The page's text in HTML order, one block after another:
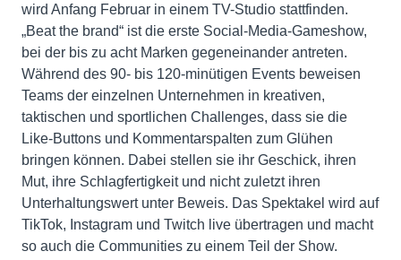
wird Anfang Februar in einem TV-Studio stattfinden.
„Beat the brand“ ist die erste Social-Media-Gameshow,
bei der bis zu acht Marken gegeneinander antreten.
Während des 90- bis 120-minütigen Events beweisen
Teams der einzelnen Unternehmen in kreativen,
taktischen und sportlichen Challenges, dass sie die
Like-Buttons und Kommentarspalten zum Glühen
bringen können. Dabei stellen sie ihr Geschick, ihren
Mut, ihre Schlagfertigkeit und nicht zuletzt ihren
Unterhaltungswert unter Beweis. Das Spektakel wird auf
TikTok, Instagram und Twitch live übertragen und macht
so auch die Communities zu einem Teil der Show.